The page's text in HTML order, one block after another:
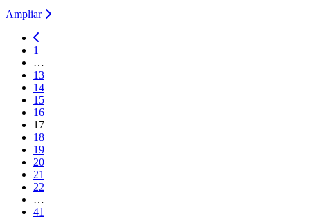
Ampliar
1
…
13
14
15
16
17
18
19
20
21
22
…
41